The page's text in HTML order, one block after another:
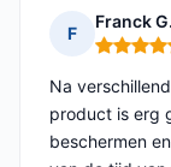
F
Franck G.
Na
product is erg
beschermen